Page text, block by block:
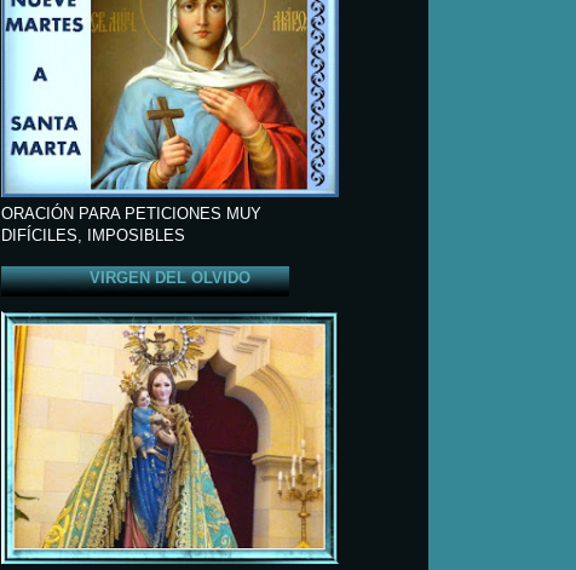
ORACIÓN PARA PETICIONES MUY
DIFÍCILES, IMPOSIBLES
VIRGEN DEL OLVIDO